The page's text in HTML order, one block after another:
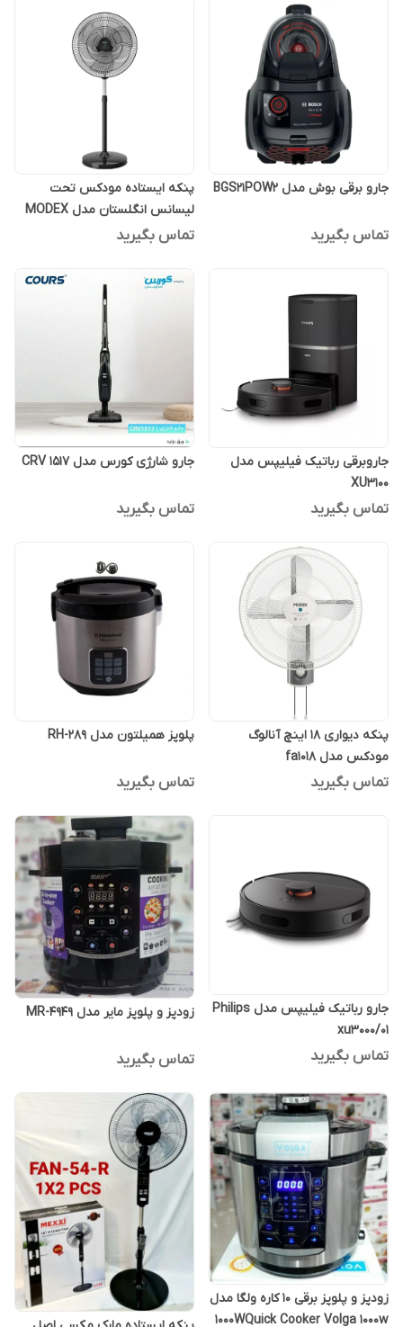
جارو برقی بوش مدل BGS21POW2
تماس بگیرید
پنکه ایستاده مودکس تحت
لیسانس انگلستان مدل MODEX
FA1320
تماس بگیرید
جاروبرقی رباتیک فیلیپس مدل
XU3100
تماس بگیرید
جارو شارژی کورس مدل CRV 1517
تماس بگیرید
پنکه دیواری 18 اینچ آنالوگ
مودکس مدل fa1018
تماس بگیرید
پلوپز همیلتون مدل RH-289
تماس بگیرید
جارو رباتیک فیلیپس مدل Philips
xu3000/01
تماس بگیرید
زودپز و پلوپز مایر مدل MR-4949
تماس بگیرید
زودپز و پلوپز برقی 10 کاره ولگا مدل
1000WQuick Cooker Volga 1000w